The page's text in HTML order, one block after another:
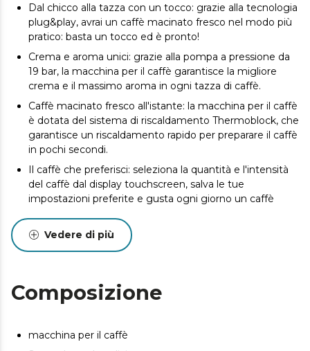
Dal chicco alla tazza con un tocco: grazie alla tecnologia
plug&play, avrai un caffè macinato fresco nel modo più
pratico: basta un tocco ed è pronto!
Crema e aroma unici: grazie alla pompa a pressione da
19 bar, la macchina per il caffè garantisce la migliore
crema e il massimo aroma in ogni tazza di caffè.
Caffè macinato fresco all'istante: la macchina per il caffè
è dotata del sistema di riscaldamento Thermoblock, che
garantisce un riscaldamento rapido per preparare il caffè
in pochi secondi.
Il caffè che preferisci: seleziona la quantità e l'intensità
del caffè dal display touchscreen, salva le tue
impostazioni preferite e gusta ogni giorno un caffè
Macina e conserva il caffè: la macchina per il caffè è
dotata di un contenitore ermetico per i chicchi di caffè
integrato con 5 livelli di macinatura.
serbatoio dell'acqua.
Vedere di più
Composizione
macchina per il caffè